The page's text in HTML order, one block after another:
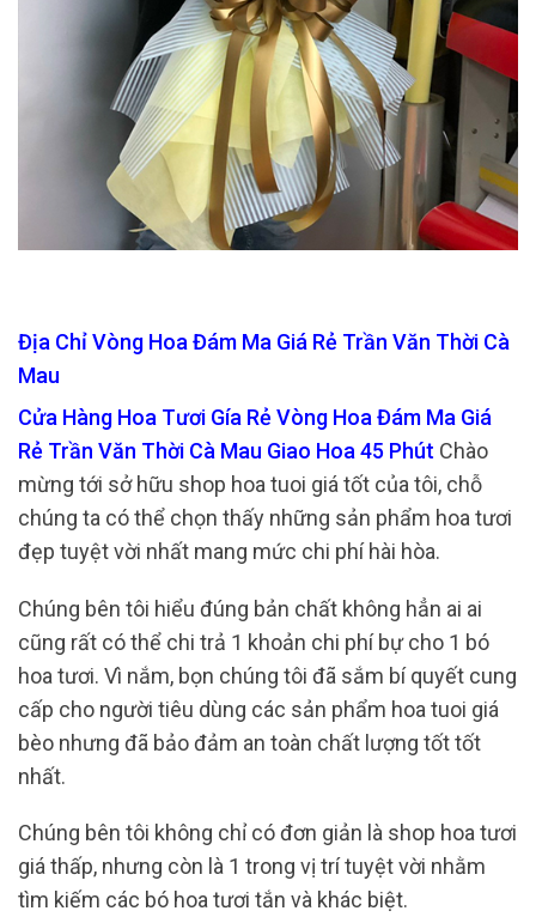
Địa Chỉ Vòng Hoa Đám Ma Giá Rẻ Trần Văn Thời Cà
Mau
Cửa Hàng Hoa Tươi Gía Rẻ Vòng Hoa Đám Ma Giá
Rẻ Trần Văn Thời Cà Mau Giao Hoa 45 Phút Chào
mừng tới sở hữu shop hoa tuoi giá tốt của tôi, chỗ
chúng ta có thể chọn thấy những sản phẩm hoa tươi
đẹp tuyệt vời nhất mang mức chi phí hài hòa.
Chúng bên tôi hiểu đúng bản chất không hẳn ai ai
cũng rất có thể chi trả 1 khoản chi phí bự cho 1 bó
hoa tươi. Vì nắm, bọn chúng tôi đã sắm bí quyết cung
cấp cho người tiêu dùng các sản phẩm hoa tuoi giá
bèo nhưng đã bảo đảm an toàn chất lượng tốt tốt
nhất.
Chúng bên tôi không chỉ có đơn giản là shop hoa tươi
giá thấp, nhưng còn là 1 trong vị trí tuyệt vời nhằm
tìm kiếm các bó hoa tươi tắn và khác biệt.